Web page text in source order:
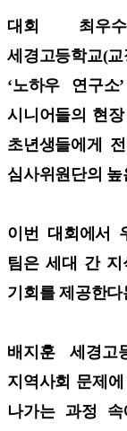
대회 최우수
세경고등학교(
‘노하우 연구
시니어들의 현
초년생들에게
심사위원단의
이번 대회에서
팀은 세대 간
기회를 제공한
배지훈 세경고
지역사회 문제
나가는 과정